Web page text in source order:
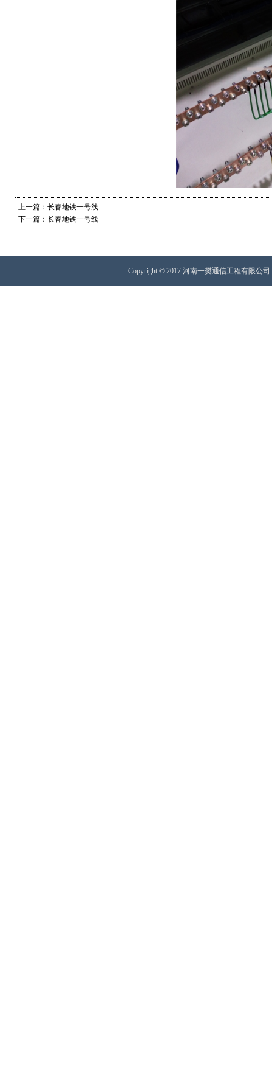
上一篇：长春地铁一号线
下一篇：长春地铁一号线
Copyright © 2017 河南一樊通信工程有限公